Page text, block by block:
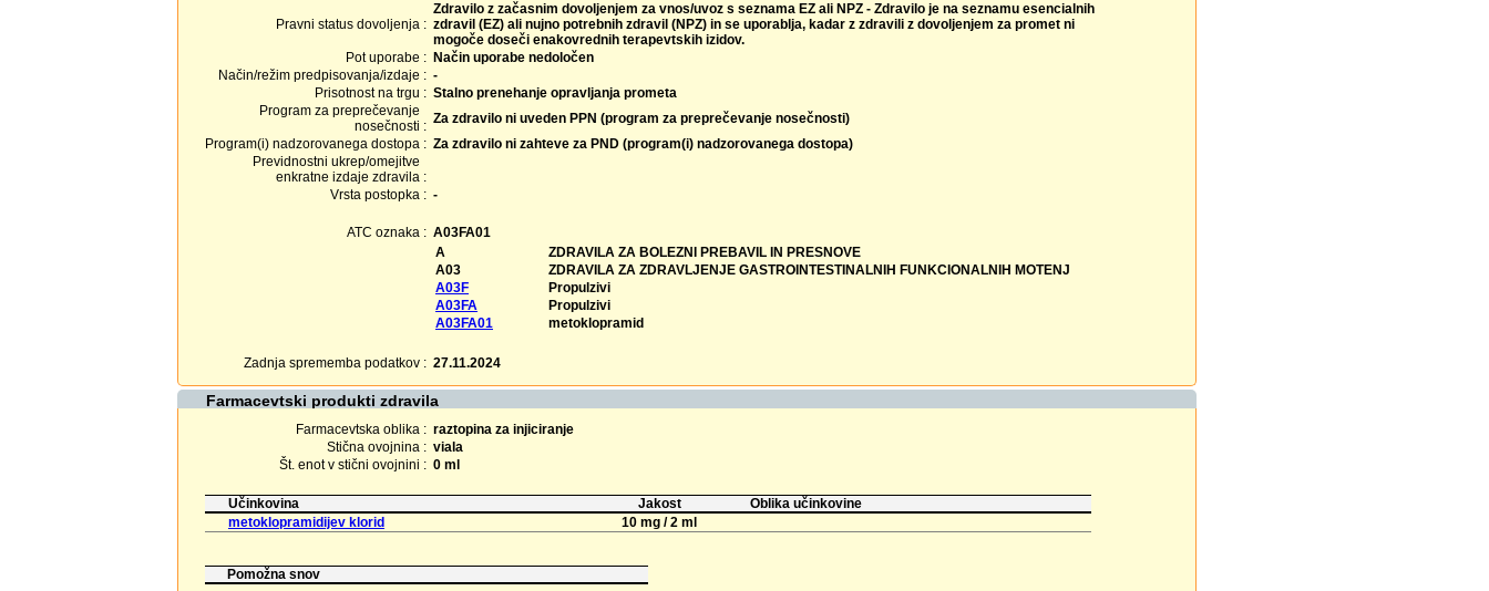
Pravni status dovoljenja :
Zdravilo z začasnim dovoljenjem za vnos/uvoz s seznama EZ ali NPZ - Zdravilo je na seznamu esencialnih
zdravil (EZ) ali nujno potrebnih zdravil (NPZ) in se uporablja, kadar z zdravili z dovoljenjem za promet ni
mogoče doseči enakovrednih terapevtskih izidov.
Pot uporabe : Način uporabe nedoločen
Način/režim predpisovanja/izdaje : -
Prisotnost na trgu : Stalno prenehanje opravljanja prometa
Program za preprečevanje
nosečnosti : Za zdravilo ni uveden PPN (program za preprečevanje nosečnosti)
Program(i) nadzorovanega dostopa : Za zdravilo ni zahteve za PND (program(i) nadzorovanega dostopa)
Previdnostni ukrep/omejitve
enkratne izdaje zdravila :
Vrsta postopka : -
ATC oznaka : A03FA01
A
ZDRAVILA ZA BOLEZNI PREBAVIL IN PRESNOVE
A03
ZDRAVILA ZA ZDRAVLJENJE GASTROINTESTINALNIH FUNKCIONALNIH MOTENJ
A03F
Propulzivi
A03FA
Propulzivi
A03FA01
metoklopramid
Zadnja sprememba podatkov : 27.11.2024
Farmacevtski produkti zdravila
Farmacevtska oblika : raztopina za injiciranje
Stična ovojnina : viala
Št. enot v stični ovojnini : 0 ml
Učinkovina Jakost
Oblika učinkovine
metoklopramidijev klorid
10 mg / 2 ml
Pomožna snov